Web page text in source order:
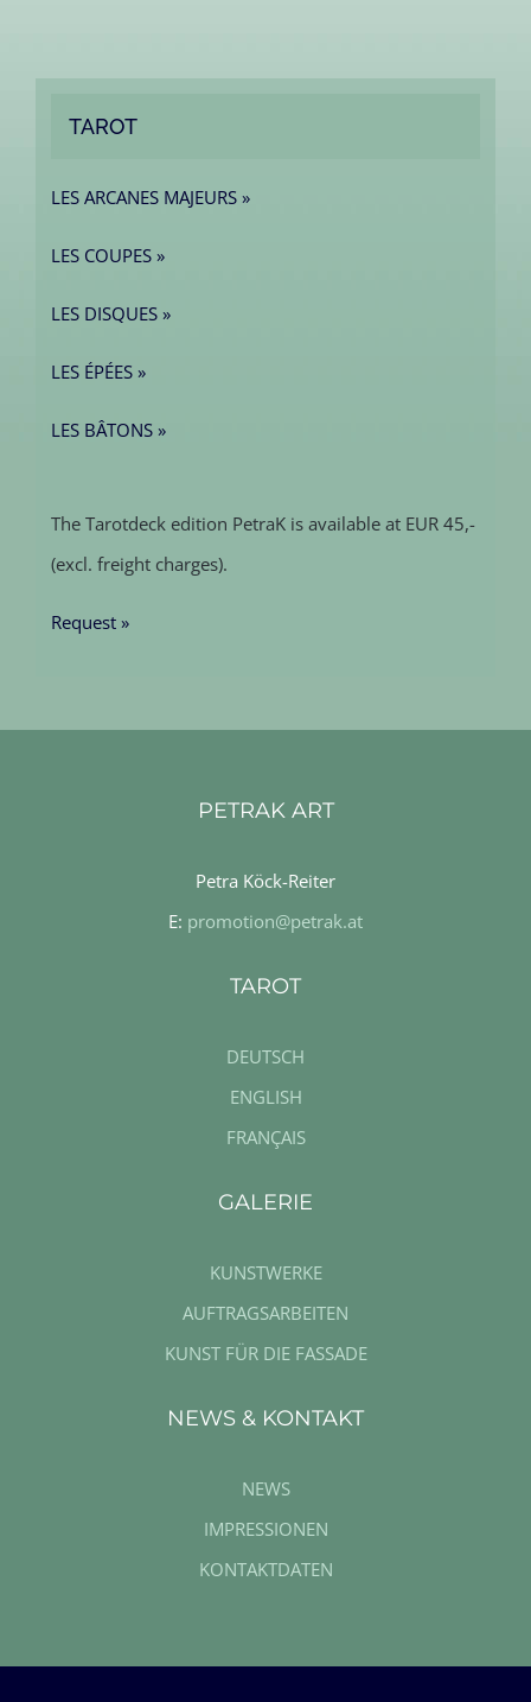
TAROT
LES ARCANES MAJEURS »
LES COUPES »
LES DISQUES »
LES ÉPÉES »
LES BÂTONS »
The Tarotdeck edition PetraK is available at EUR 45,-
(excl. freight charges).
Request »
PETRAK ART
Petra Köck-Reiter
E: promotion@petrak.at
TAROT
DEUTSCH
ENGLISH
FRANÇAIS
GALERIE
KUNSTWERKE
AUFTRAGSARBEITEN
KUNST FÜR DIE FASSADE
NEWS & KONTAKT
NEWS
IMPRESSIONEN
KONTAKTDATEN